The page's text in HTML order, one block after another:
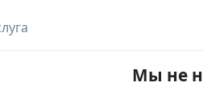
Мы не